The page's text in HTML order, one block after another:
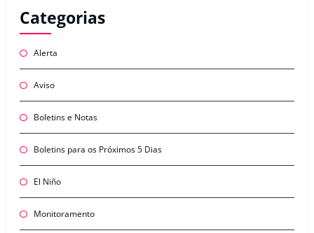
Categorias
Alerta
Aviso
Boletins e Notas
Boletins para os Próximos 5 Dias
El Niño
Monitoramento